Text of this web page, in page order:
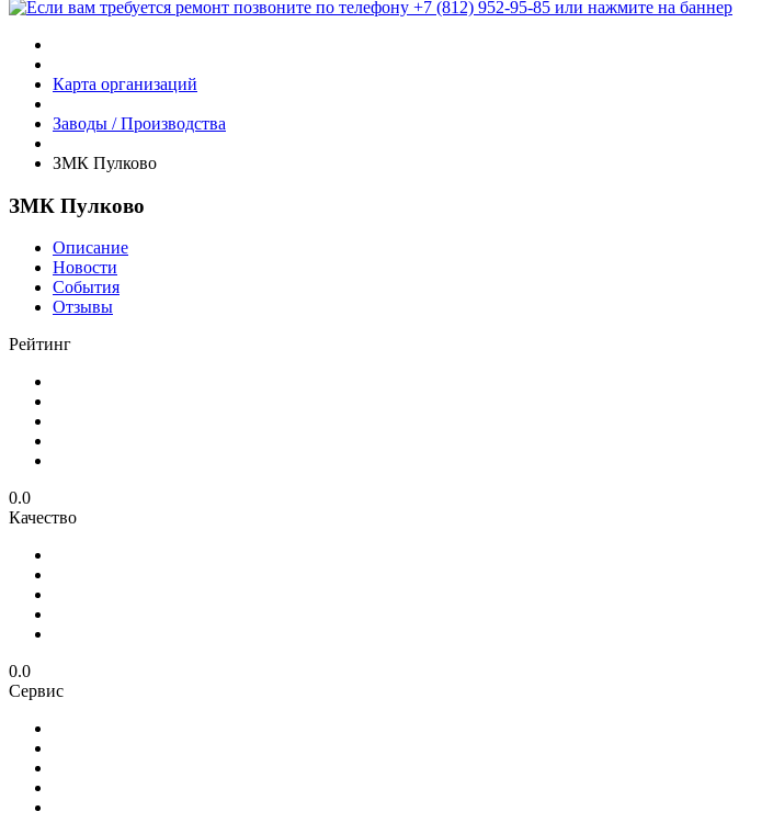
Карта организаций
Заводы / Производства
ЗМК Пулково
ЗМК Пулково
Описание
Новости
События
Отзывы
Рейтинг
0.0
Качество
0.0
Сервис